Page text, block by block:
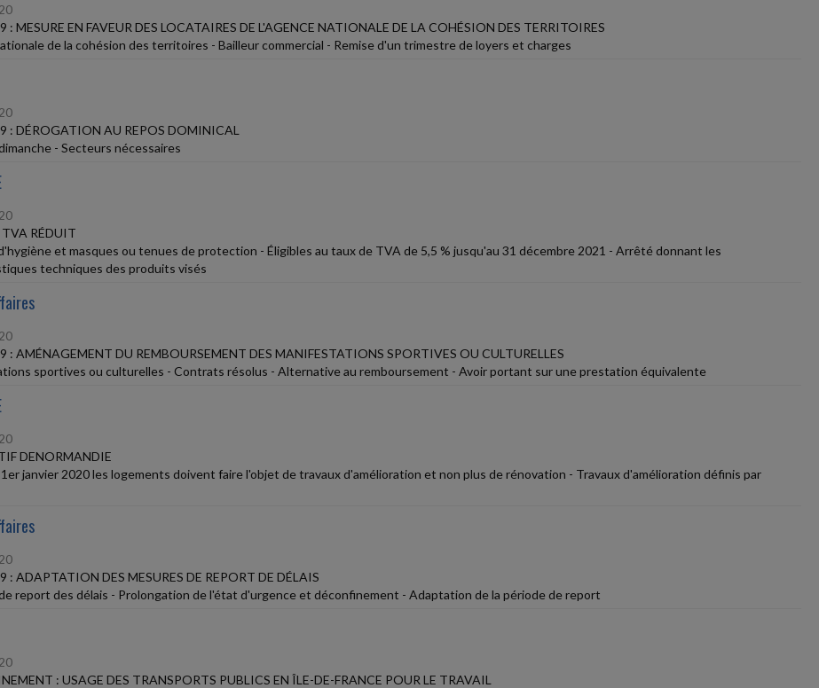
: MESURE EN FAVEUR DES LOCATAIRES DE L'AGENCE NATIONALE DE LA COHÉSION DES TERRITOIRES
de la cohésion des territoires - Bailleur commercial - Remise d'un trimestre de loyers et charges
: DÉROGATION AU REPOS DOMINICAL
- Secteurs nécessaires
RÉDUIT
et masques ou tenues de protection - Éligibles au taux de TVA de 5,5 % jusqu'au 31 décembre 2021 - Arrêté donnant les
techniques des produits visés
: AMÉNAGEMENT DU REMBOURSEMENT DES MANIFESTATIONS SPORTIVES OU CULTURELLES
sportives ou culturelles - Contrats résolus - Alternative au remboursement - Avoir portant sur une prestation équivalente
DENORMANDIE
janvier 2020 les logements doivent faire l'objet de travaux d'amélioration et non plus de rénovation - Travaux d'amélioration définis par
: ADAPTATION DES MESURES DE REPORT DE DÉLAIS
report des délais - Prolongation de l'état d'urgence et déconfinement - Adaptation de la période de report
: USAGE DES TRANSPORTS PUBLICS EN ÎLE-DE-FRANCE POUR LE TRAVAIL